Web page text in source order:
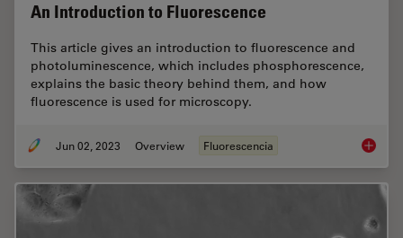
An Introduction to Fluorescence
This article gives an introduction to fluorescence and
photoluminescence, which includes phosphorescence,
explains the basic theory behind them, and how
fluorescence is used for microscopy.
Jun 02, 2023 Overview Fluorescencia An